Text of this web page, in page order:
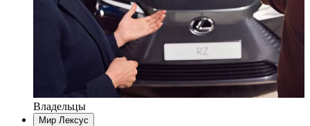
Владельцы
Мир Лексус